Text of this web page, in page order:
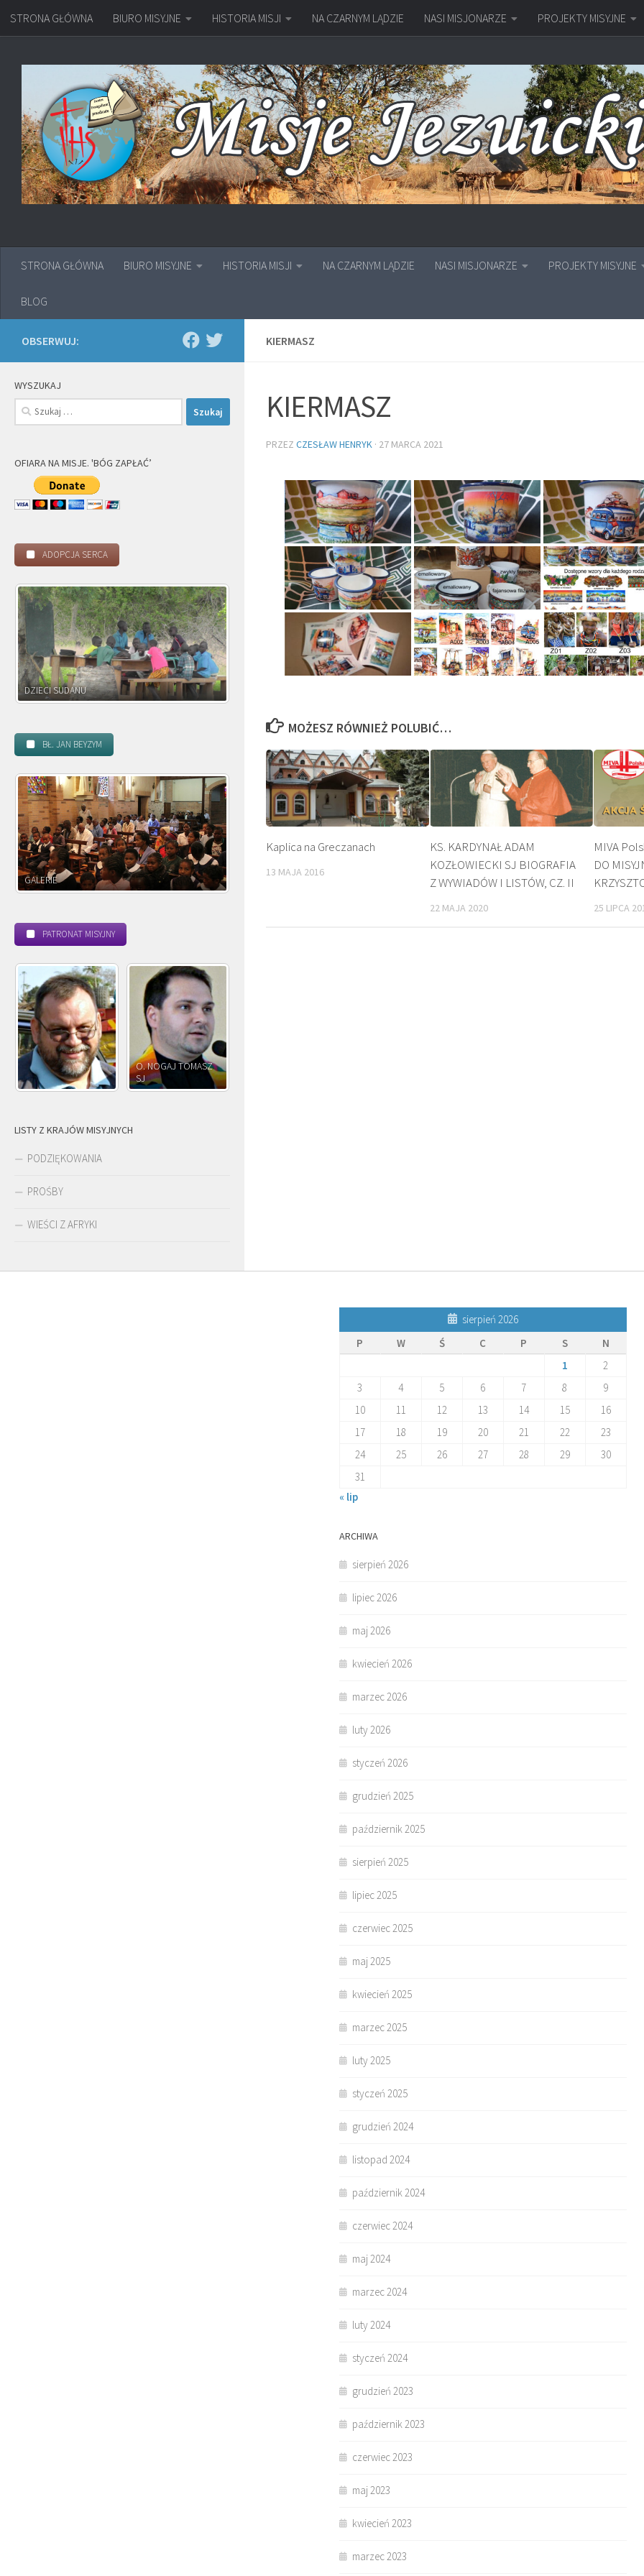
Przejdź do treści
STRONA GŁÓWNA BIURO MISYJNE HISTORIA MISJI NA CZARNYM LĄDZIE NASI MISJONARZE PROJEKTY MISYJNE
STRONA GŁÓWNA BIURO MISYJNE HISTORIA MISJI NA CZARNYM LĄDZIE NASI MISJONARZE PROJEKTY MISYJNE
BLOG
KIERMASZ
KIERMASZ
PRZEZ CZESŁAW HENRYK · 27 MARCA 2021
MOŻESZ RÓWNIEŻ POLUBIĆ…
Kaplica na Greczanach
13 MAJA 2016
KS. KARDYNAŁ ADAM
KOZŁOWIECKI SJ BIOGRAFIA
Z WYWIADÓW I LISTÓW, CZ. II
22 MAJA 2020
MIVA
DO
25 LIPCA
OBSERWUJ:
WYSZUKAJ
Szukaj:
OFIARA NA MISJE. 'BÓG ZAPŁAĆ’
ADOPCJA SERCA
DZIECI ZAMBII
BŁ. JAN BEYZYM
POWOŁANIE MISYJNE KULT
PATRONAT MISYJNY
O. JÓZEF OLEKSY SJ
O. JÓZEF
PAWŁOWSKI SJ
LISTY Z KRAJÓW MISYJNYCH
PODZIĘKOWANIA
PROŚBY
WIEŚCI Z AFRYKI
sierpień 2026
P
W Ś C P S
N
1
2
3
4 5 6 7 8
9
10
11 12 13 14 15
16
17
18 19 20 21 22
23
24
25 26 27 28 29
30
31
« lip
ARCHIWA
sierpień 2026
lipiec 2026
maj 2026
kwiecień 2026
marzec 2026
luty 2026
styczeń 2026
grudzień 2025
październik 2025
sierpień 2025
lipiec 2025
czerwiec 2025
maj 2025
kwiecień 2025
marzec 2025
luty 2025
styczeń 2025
grudzień 2024
listopad 2024
październik 2024
czerwiec 2024
maj 2024
marzec 2024
luty 2024
styczeń 2024
grudzień 2023
październik 2023
czerwiec 2023
maj 2023
kwiecień 2023
marzec 2023